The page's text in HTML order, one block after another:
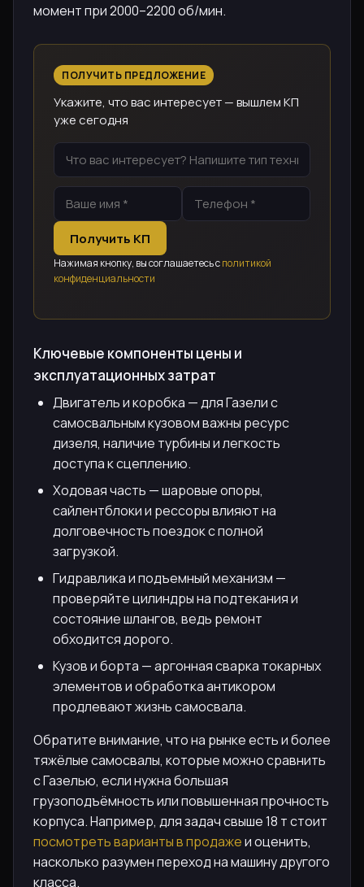
момент при 2000–2200 об/мин.
ПОЛУЧИТЬ ПРЕДЛОЖЕНИЕ
Укажите, что вас интересует — вышлем КП
уже сегодня
Получить КП
Нажимая кнопку, вы соглашаетесь сполитикой
конфиденциальности
Ключевые компоненты цены и
эксплуатационных затрат
Двигатель и коробка — для Газели с
самосвальным кузовом важны ресурс
дизеля, наличие турбины и легкость
доступа к сцеплению.
Ходовая часть — шаровые опоры,
сайлентблоки и рессоры влияют на
долговечность поездок с полной
загрузкой.
Гидравлика и подъемный механизм —
проверяйте цилиндры на подтекания и
состояние шлангов, ведь ремонт
обходится дорого.
Кузов и борта — аргонная сварка токарных
элементов и обработка антикором
продлевают жизнь самосвала.
Обратите внимание, что на рынке есть и более
тяжёлые самосвалы, которые можно сравнить
с Газелью, если нужна большая
грузоподъёмность или повышенная прочность
корпуса. Например, для задач свыше 18 т стоит
посмотреть варианты в продажеи оценить,
насколько разумен переход на машину другого
класса.